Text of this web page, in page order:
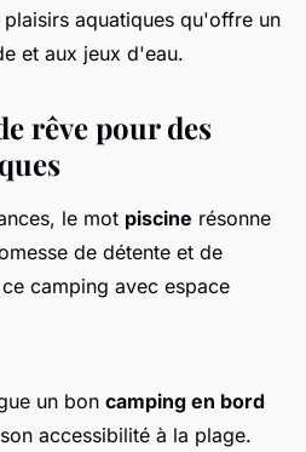
aquatiques qu'offre un
et aux jeux d'eau.
rêve pour des
le mot piscine résonne
de détente et de
camping avec espace
un bon camping en bord
accessibilité à la plage.